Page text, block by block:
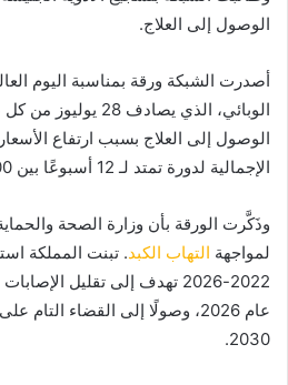
الوصول إلى العلاج.
أصدرت الشبكة ورقة بمناسبة اليوم
الوبائي، الذي
الوصول إلى العلاج بسبب ارتفاع
الإجمالية لدورة تمتد لـ 12 أسبوعًا بين 13500 و 13647 درهمًا.
وذَكَّرت الورقة بأن وزارة الصحة
لمواجهة التهاب الكبد. تبنت المملكة
2030.